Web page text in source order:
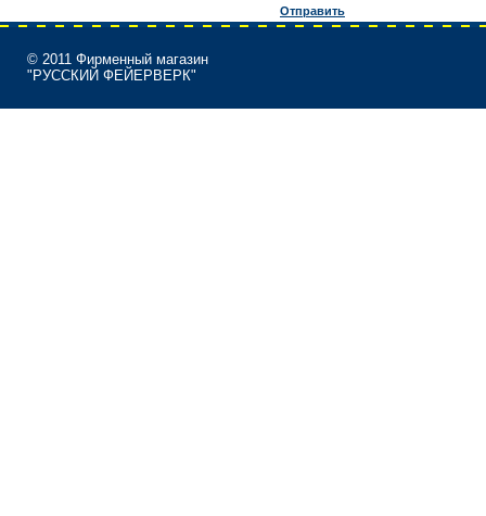
Отправить
© 2011 Фирменный магазин
"РУССКИЙ ФЕЙЕРВЕРК"